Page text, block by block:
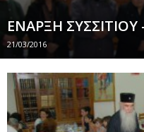
ΕΝΑΡΞΗ ΣΥΣΣΙΤΙΟΥ
21/03/2016